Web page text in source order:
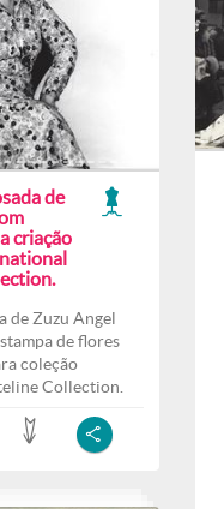
de
criação
de Zuzu Angel
de flores
coleção
Collection.